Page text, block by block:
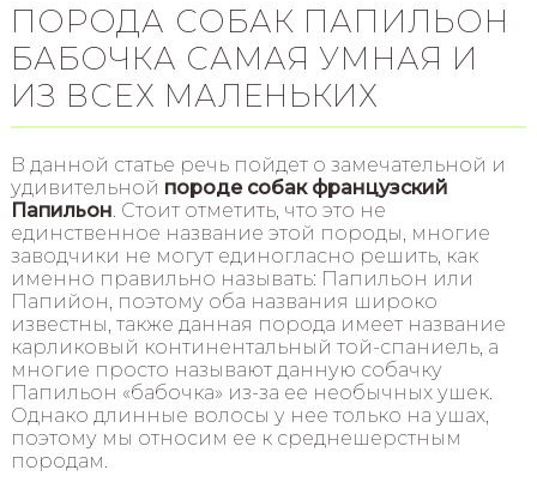
ПОРОДА СОБАК ПАПИЛЬОН
БАБОЧКА САМАЯ УМНАЯ И
ИЗ ВСЕХ МАЛЕНЬКИХ
В данной статье речь пойдет о замечательной и
удивительной породе собак французский
Папильон. Стоит отметить, что это не
единственное название этой породы, многие
заводчики не могут единогласно решить, как
именно правильно называть: Папильон или
Папийон, поэтому оба названия широко
известны, также данная порода имеет название
карликовый континентальный той-спаниель, а
многие просто называют данную собачку
Папильон «бабочка» из-за ее необычных ушек.
Однако длинные волосы у нее только на ушах,
поэтому мы относим ее к среднешерстным
породам.